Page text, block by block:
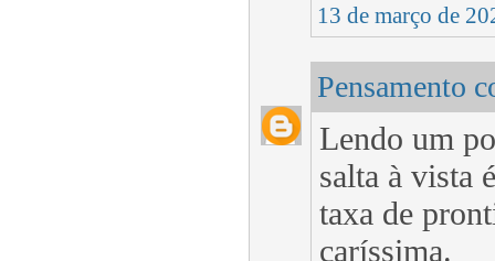
13 de março de
Pensamento
Lendo um
salta à vista
taxa de
caríssima.